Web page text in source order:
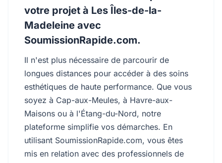
votre projet à Les Îles-de-la-
Madeleine avec
SoumissionRapide.com.
Il n'est plus nécessaire de parcourir de
longues distances pour accéder à des soins
esthétiques de haute performance. Que vous
soyez à Cap-aux-Meules, à Havre-aux-
Maisons ou à l'Étang-du-Nord, notre
plateforme simplifie vos démarches. En
utilisant SoumissionRapide.com, vous êtes
mis en relation avec des professionnels de